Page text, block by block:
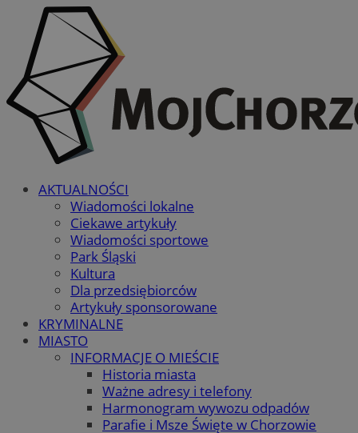
AKTUALNOŚCI
Wiadomości lokalne
Ciekawe artykuły
Wiadomości sportowe
Park Śląski
Kultura
Dla przedsiębiorców
Artykuły sponsorowane
KRYMINALNE
MIASTO
INFORMACJE O MIEŚCIE
Historia miasta
Ważne adresy i telefony
Harmonogram wywozu odpadów
Parafie i Msze Święte w Chorzowie